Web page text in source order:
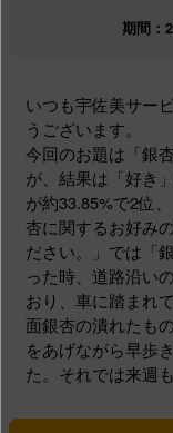
期間：
いつも宇佐美サー
うございます。
今回のお題は「銀
が、結果は「好き
が約33.85%で2位
杏に関するお好み
ださい。」では「
った時、道路沿い
おり、車に踏まれ
面銀杏の潰れたも
をあげながら早歩
た。それでは来週